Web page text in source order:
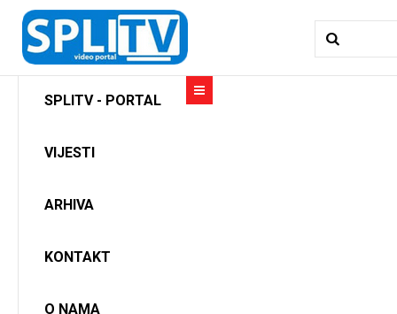
SPLITV - PORTAL
VIJESTI
ARHIVA
KONTAKT
O NAMA